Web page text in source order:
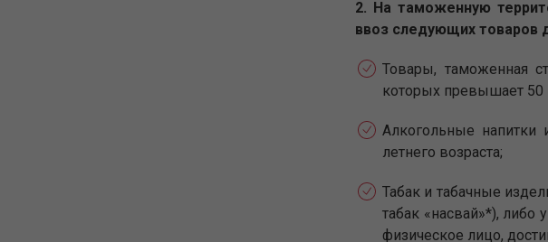
2. На таможенную
ввоз следующих товаров
Товары, таможенная
которых превышает 50
Алкогольные напитки
летнего возраста;
Табак и табачные
табак «насвай»*), либо
физическое лицо,